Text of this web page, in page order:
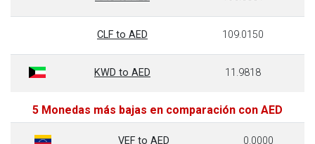
CLF to AED 109.0150
KWD to AED 11.9818
5 Monedas más bajas en comparación con AED
VEF to AED 0.0000